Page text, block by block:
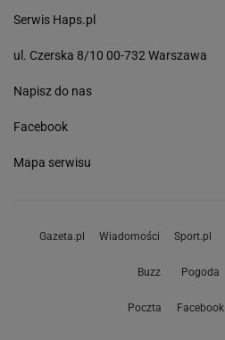
Serwis Haps.pl
ul. Czerska 8/10 00-732 Warszawa
Napisz do nas
Facebook
Mapa serwisu
Gazeta.pl Wiadomości Sport.pl
Buzz Pogoda
Poczta Facebook